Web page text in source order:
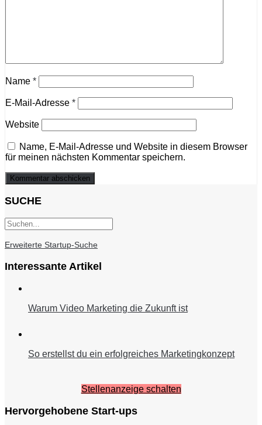
Name *
E-Mail-Adresse *
Website
Name, E-Mail-Adresse und Website in diesem Browser
für meinen nächsten Kommentar speichern.
SUCHE
Erweiterte Startup-Suche
Interessante Artikel
Warum Video Marketing die Zukunft ist
So erstellst du ein erfolgreiches Marketingkonzept
Stellenanzeige schalten
Hervorgehobene Start-ups